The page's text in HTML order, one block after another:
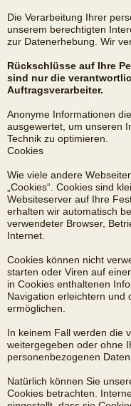
Die Verarbeitung Ihrer
unserem berechtigten
zur Datenerhebung. Wir
Rückschlüsse auf Ihre
sind nur die
Auftragsverarbeiter.
Anonyme Informationen
ausgewertet, um unseren
Technik zu optimieren.
Cookies
Wie viele andere
„Cookies“. Cookies sind
Websiteserver auf Ihre
erhalten wir automatisch
verwendeter Browser,
Internet.
Cookies können nicht
starten oder Viren auf
in Cookies enthaltenen
Navigation erleichtern und
ermöglichen.
In keinem Fall werden die
weitergegeben oder ohne
personenbezogenen
Natürlich können Sie
Cookies betrachten.